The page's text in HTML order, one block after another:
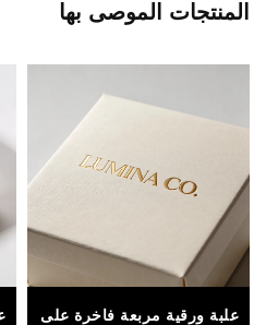
المنتجات الموصى بها
علبة ورقية مربعة فاخرة على